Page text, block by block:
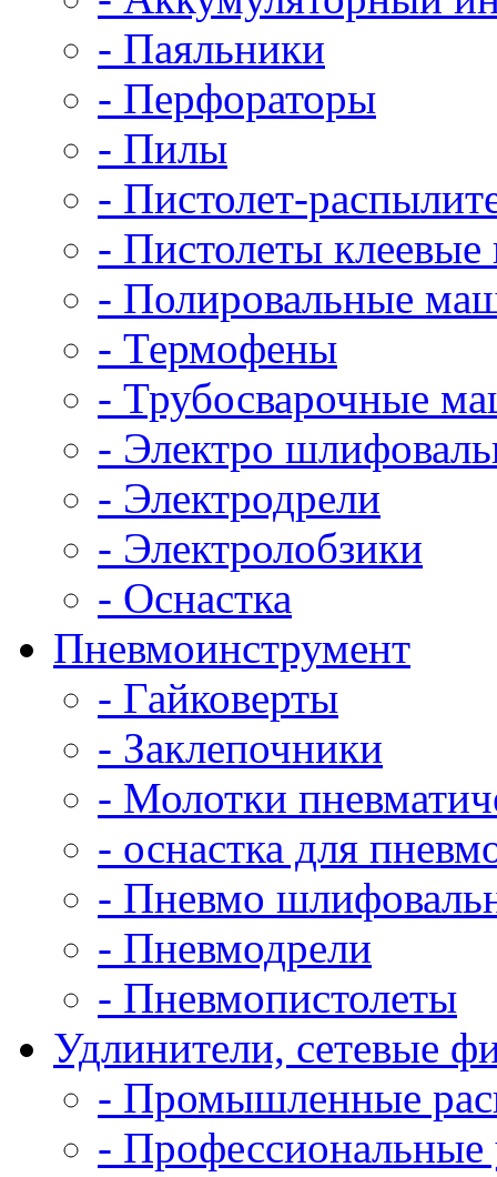
- Паяльники
- Перфораторы
- Пилы
- Пистолет-
- Пистолеты
- Полировальные
- Термофены
- Трубосварочные
- Электро
- Электродрели
- Электролобзики
- Оснастка
Пневмоинструмент
- Гайковерты
- Заклепочники
- Молотки
- оснастка для
- Пневмо
- Пневмодрели
- Пневмопистолеты
Удлинители, сетевые
- Промышленные
- Профессиональные